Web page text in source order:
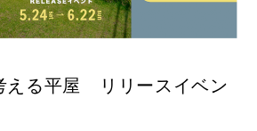
える平屋 リリースイベン